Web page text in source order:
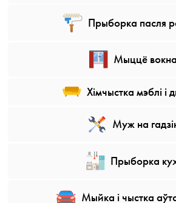
Прыборка пасля
Мыццё
Хімчыстка мэблі і
Муж на
Прыборка
Мыйка і чыстка